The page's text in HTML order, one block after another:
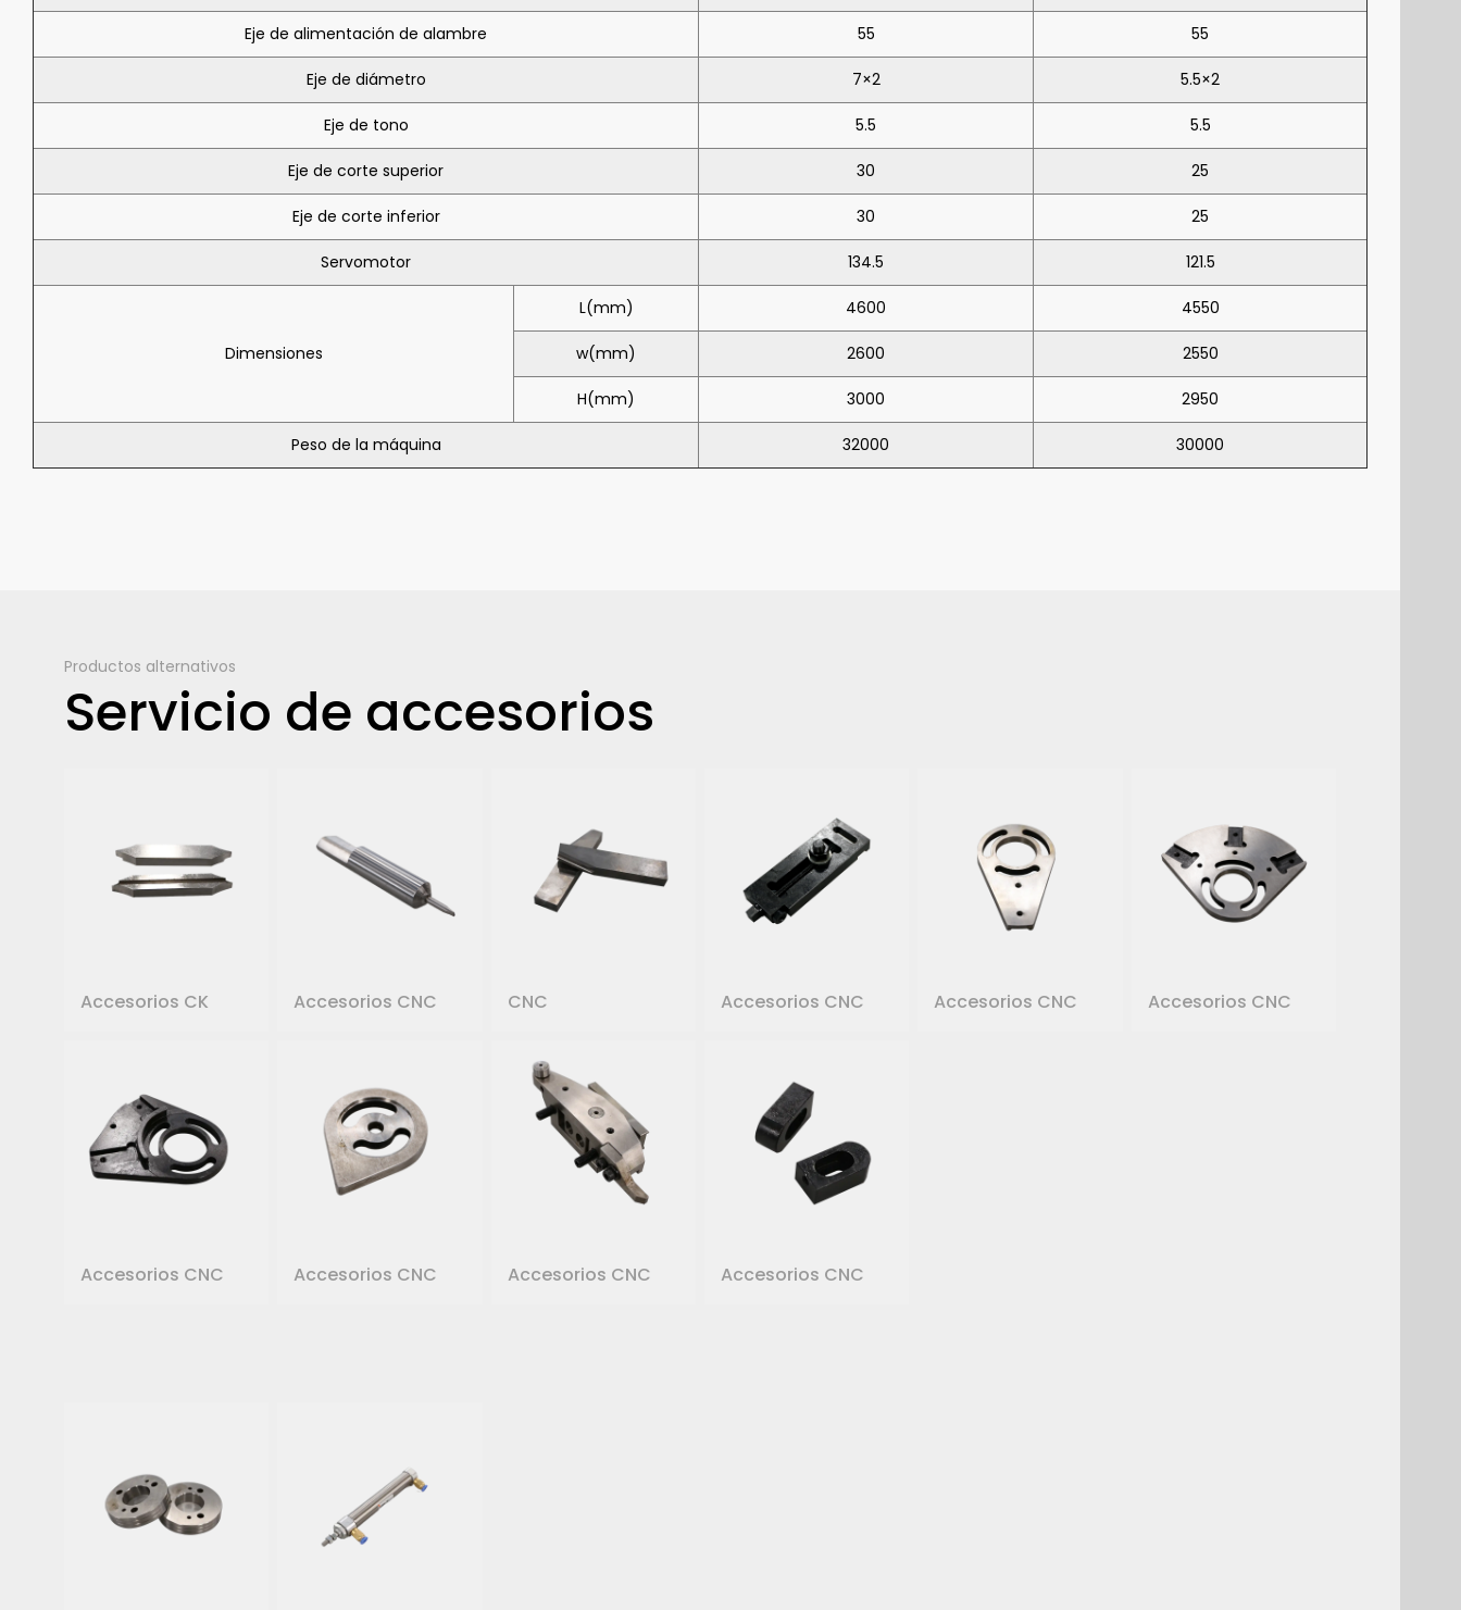
Eje de alimentación de alambre 55 55
Eje de diámetro 7×2 5.5×2
Eje de tono 5.5 5.5
Eje de corte superior 30 25
Eje de corte inferior 30 25
Servomotor 134.5 121.5
Dimensiones
L(mm) 4600 4550
w(mm) 2600 2550
H(mm) 3000 2950
Peso de la máquina 32000 30000
Productos alternativos
Servicio de accesorios
Accesorios CK Accesorios CNC CNC Accesorios CNC Accesorios CNC Accesorios CNC
Accesorios CNC Accesorios CNC Accesorios CNC Accesorios CNC